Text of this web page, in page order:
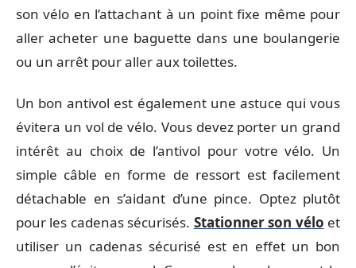
son vélo en l’attachant à un point fixe même pour
aller acheter une baguette dans une boulangerie
ou un arrêt pour aller aux toilettes.
Un bon antivol est également une astuce qui vous
évitera un vol de vélo. Vous devez porter un grand
intérêt au choix de l’antivol pour votre vélo. Un
simple câble en forme de ressort est facilement
détachable en s’aidant d’une pince. Optez plutôt
pour les cadenas sécurisés. Stationner son vélo et
utiliser un cadenas sécurisé est en effet un bon